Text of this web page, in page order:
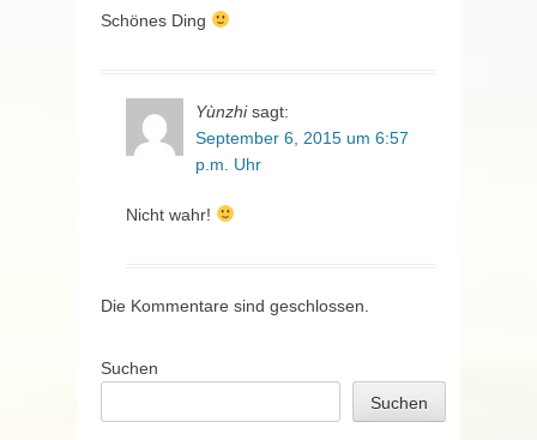
Schönes Ding
Yùnzhi sagt:
September 6, 2015 um 6:57
p.m. Uhr
Nicht wahr!
Die Kommentare sind geschlossen.
Suchen
Suchen